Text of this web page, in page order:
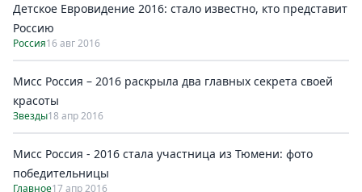
Детское Евровидение 2016: стало известно, кто представит
Россию
Россия16 авг 2016
Мисс Россия – 2016 раскрыла два главных секрета своей
красоты
Звезды18 апр 2016
Мисс Россия - 2016 стала участница из Тюмени: фото
победительницы
Главное17 апр 2016